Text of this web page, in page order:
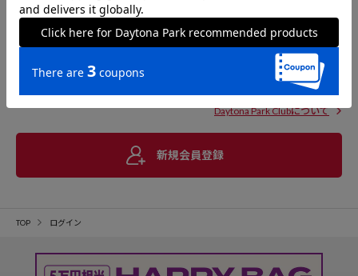
Daytona Park Clubについて
新規会員登録
TOP ログイン